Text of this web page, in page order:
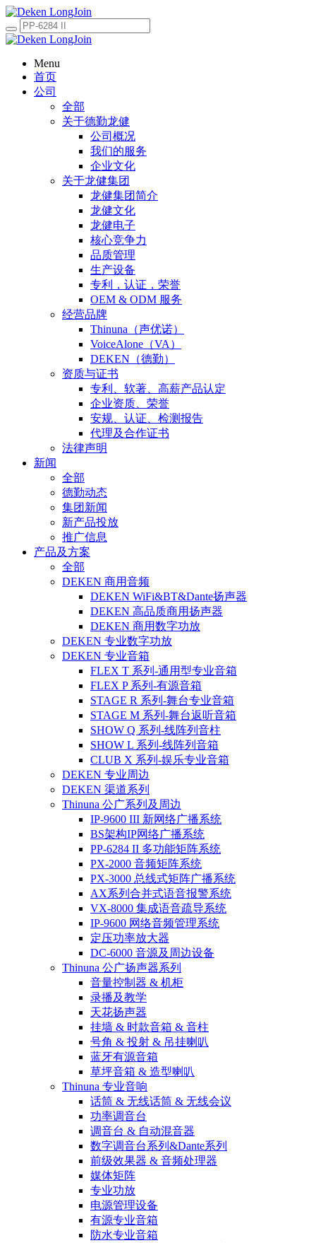
Menu
首页
公司
全部
关于德勤龙健
公司概况
我们的服务
企业文化
关于龙健集团
龙健集团简介
龙健文化
龙健电子
核心竞争力
品质管理
生产设备
专利，认证，荣誉
OEM & ODM 服务
经营品牌
Thinuna（声优诺）
VoiceAlone（VA）
DEKEN（德勤）
资质与证书
专利、软著、高薪产品认定
企业资质、荣誉
安规、认证、检测报告
代理及合作证书
法律声明
新闻
全部
德勤动态
集团新闻
新产品投放
推广信息
产品及方案
全部
DEKEN 商用音频
DEKEN WiFi&BT&Dante扬声器
DEKEN 高品质商用扬声器
DEKEN 商用数字功放
DEKEN 专业数字功放
DEKEN 专业音箱
FLEX T 系列-通用型专业音箱
FLEX P 系列-有源音箱
STAGE R 系列-舞台专业音箱
STAGE M 系列-舞台返听音箱
SHOW Q 系列-线阵列音柱
SHOW L 系列-线阵列音箱
CLUB X 系列-娱乐专业音箱
DEKEN 专业周边
DEKEN 渠道系列
Thinuna 公广系列及周边
IP-9600 III 新网络广播系统
BS架构IP网络广播系统
PP-6284 II 多功能矩阵系统
PX-2000 音频矩阵系统
PX-3000 总线式矩阵广播系统
AX系列合并式语音报警系统
VX-8000 集成语音疏导系统
IP-9600 网络音频管理系统
定压功率放大器
DC-6000 音源及周边设备
Thinuna 公广扬声器系列
音量控制器 & 机柜
录播及教学
天花扬声器
挂墙 & 时款音箱 & 音柱
号角 & 投射 & 吊挂喇叭
蓝牙有源音箱
草坪音箱 & 造型喇叭
Thinuna 专业音响
话筒 & 无线话筒 & 无线会议
功率调音台
调音台 & 自动混音器
数字调音台系列&Dante系列
前级效果器 & 音频处理器
媒体矩阵
专业功放
电源管理设备
有源专业音箱
防水专业音箱